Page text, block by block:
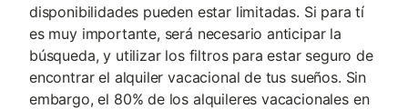
disponibilidades pueden estar limitadas. Si para tí
es muy importante, será necesario anticipar la
búsqueda, y utilizar los filtros para estar seguro de
encontrar el alquiler vacacional de tus sueños. Sin
embargo, el 80% de los alquileres vacacionales en